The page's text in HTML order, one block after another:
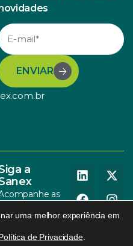
ENVIAR
a
as
de Privacidade
uma melhor experiência em
de Privacidade.